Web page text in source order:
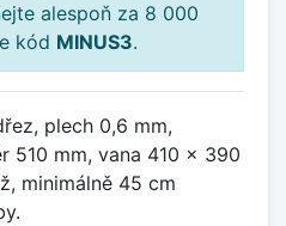
alespoň za 8 000
kód MINUS3.
plech 0,6 mm,
510 mm, vana 410 x 390
minimálně 45 cm